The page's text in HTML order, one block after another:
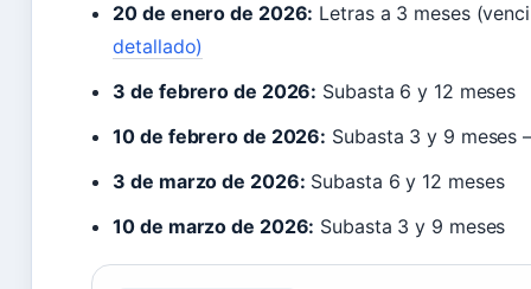
20 de enero de 2026: Letras a 3 meses
detallado)
3 de febrero de 2026: Subasta 6 y 12 meses
10 de febrero de 2026: Subasta 3 y 9 meses
3 de marzo de 2026: Subasta 6 y 12 meses
10 de marzo de 2026: Subasta 3 y 9 meses